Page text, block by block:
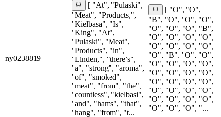
ny0238819
[ "At", "Pulaski",
"Meat", "Products,",
"Kielbasa", "Is",
"King", "At",
"Pulaski", "Meat",
"Products", "in",
"Linden,", "there’s",
"a", "strong", "aroma",
"of", "smoked",
"meat", "from", "the",
"countless", "kielbasi",
"and", "hams", "that",
"hang", "from", "t...
[ "O", "O",
"B", "O", "O", "O",
"O", "O", "O", "B",
"O", "O", "O", "O",
"O", "O", "O", "O",
"O", "B", "O", "O",
"O", "O", "O", "O",
"O", "O", "O", "O",
"O", "O", "O", "O",
"O", "O", "O", "O",
"O", "O", "O", "O",
"O", "O", "O", "...